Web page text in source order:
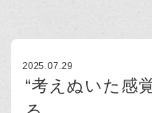
2025.07.29
“考えぬいた感